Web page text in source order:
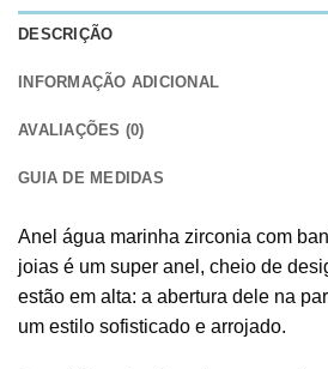
DESCRIÇÃO
INFORMAÇÃO ADICIONAL
AVALIAÇÕES (0)
GUIA DE MEDIDAS
Anel água marinha zirconia com
joias é um super anel, cheio de
estão em alta: a abertura dele na
um estilo sofisticado e arrojado.